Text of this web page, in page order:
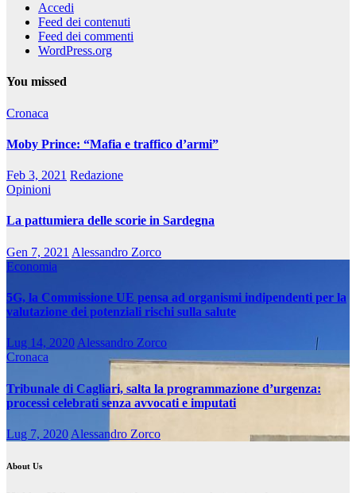
Accedi
Feed dei contenuti
Feed dei commenti
WordPress.org
You missed
Cronaca
Moby Prince: “Mafia e traffico d’armi”
Feb 3, 2021 Redazione
Opinioni
La pattumiera delle scorie in Sardegna
Gen 7, 2021 Alessandro Zorco
Economia
5G, la Commissione UE pensa ad organismi indipendenti per la
valutazione dei potenziali rischi sulla salute
Lug 14, 2020 Alessandro Zorco
Cronaca
Tribunale di Cagliari, salta la programmazione d’urgenza:
processi celebrati senza avvocati e imputati
Lug 7, 2020 Alessandro Zorco
About Us